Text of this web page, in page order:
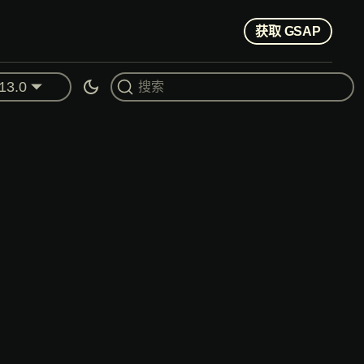
获取 GSAP
搜索